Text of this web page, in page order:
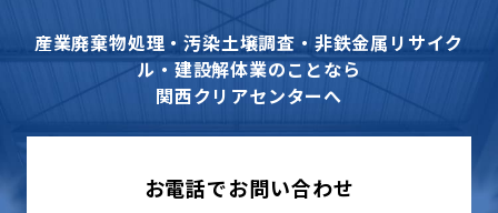
産業廃棄物処理・汚染土壌調査・非鉄金属リサイク
ル・建設解体業のことなら
関西クリアセンターへ
お電話でお問い合わせ